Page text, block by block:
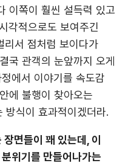
이쪽이 훨씬 설득력 있고
각적으로도 보여주긴
리서 점처럼 보이다가
국 관객의 눈앞까지 오게
에서 이야기를 속도감
에 불행이 찾아오는
방식이 효과적이겠더라.
면들이 꽤 있는데, 이
위기를 만들어나가는